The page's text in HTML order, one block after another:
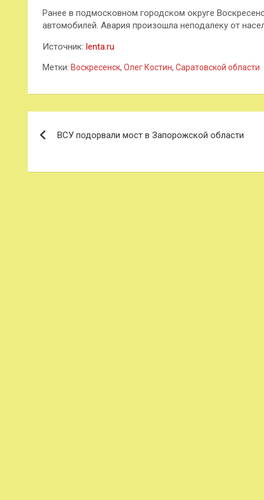
Ранее в подмосковном городском округе
автомобилей. Авария произошла неподалеку от
Источник: lenta.ru
Метки: Воскресенск, Олег Костин, Саратовской области
по
записям
ВСУ подорвали мост в Запорожской области